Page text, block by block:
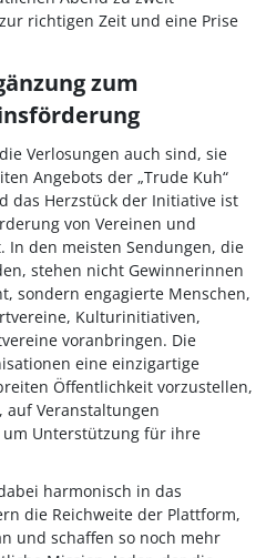
richtigen Zeit und eine Prise
zum
Verlosungen auch sind, sie
Angebots der „Trude Kuh“
das Herzstück der Initiative ist
von Vereinen und
In den meisten Sendungen, die
stehen nicht Gewinnerinnen
sondern engagierte Menschen,
Kulturinitiativen,
voranbringen. Die
eine einzigartige
Öffentlichkeit vorzustellen,
Veranstaltungen
Unterstützung für ihre
harmonisch in das
die Reichweite der Plattform,
und schaffen so noch mehr